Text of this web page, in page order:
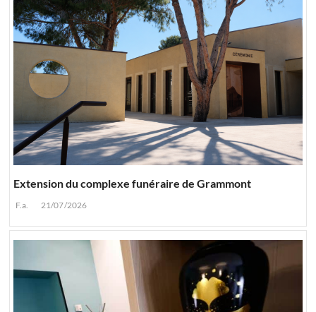
Extension du complexe funéraire de Grammont
F.a. 21/07/2026